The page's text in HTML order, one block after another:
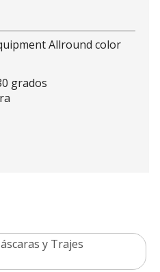
Allround color
grados
y Trajes